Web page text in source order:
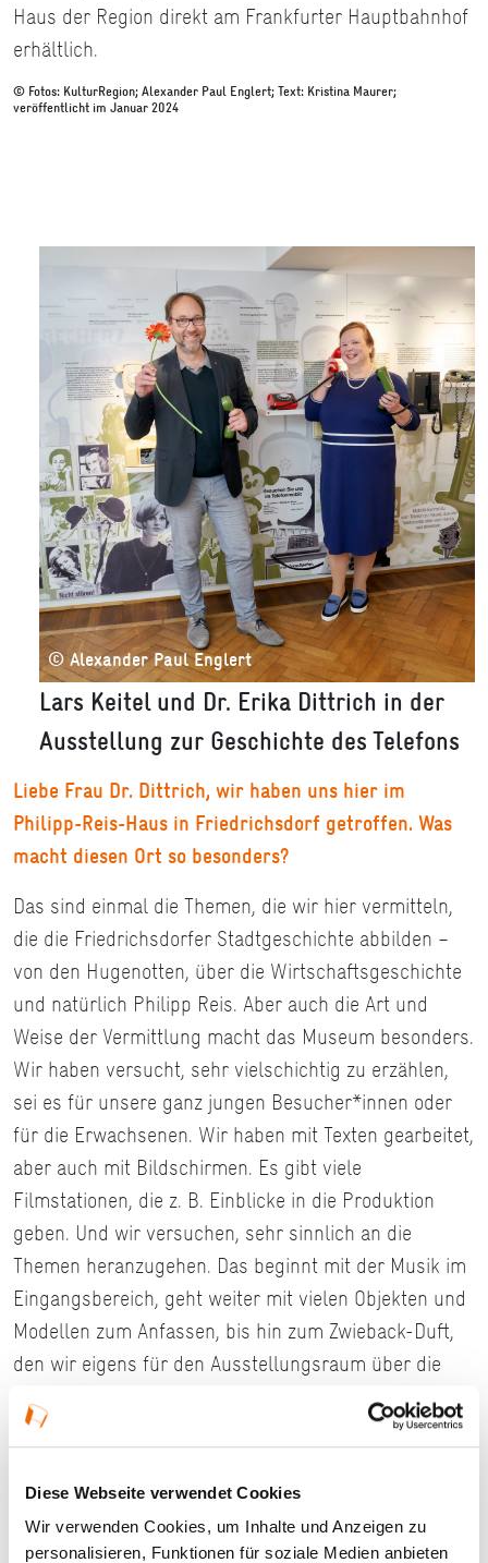
Diese Webseite verwendet Cookies
Wir verwenden Cookies, um Inhalte und Anzeigen zu
personalisieren, Funktionen für soziale Medien anbieten
Haus der Region direkt am Frankfurter Hauptbahnhof
erhältlich.
© Fotos: KulturRegion; Alexander Paul Englert; Text: Kristina Maurer;
veröffentlicht im Januar 2024
© Alexander Paul Englert
Lars Keitel und Dr. Erika Dittrich in der
Ausstellung zur Geschichte des Telefons
Liebe Frau Dr. Dittrich, wir haben uns hier im
Philipp-Reis-Haus in Friedrichsdorf getroffen. Was
macht diesen Ort so besonders?
Das sind einmal die Themen, die wir hier vermitteln,
die die Friedrichsdorfer Stadtgeschichte abbilden –
von den Hugenotten, über die Wirtschaftsgeschichte
und natürlich Philipp Reis. Aber auch die Art und
Weise der Vermittlung macht das Museum besonders.
Wir haben versucht, sehr vielschichtig zu erzählen,
sei es für unsere ganz jungen Besucher*innen oder
für die Erwachsenen. Wir haben mit Texten gearbeitet,
aber auch mit Bildschirmen. Es gibt viele
Filmstationen, die z. B. Einblicke in die Produktion
geben. Und wir versuchen, sehr sinnlich an die
Themen heranzugehen. Das beginnt mit der Musik im
Eingangsbereich, geht weiter mit vielen Objekten und
Modellen zum Anfassen, bis hin zum Zwieback-Duft,
den wir eigens für den Ausstellungsraum über die
Friedrichsdorfer Zwieback-Produktion haben kreieren
lassen.